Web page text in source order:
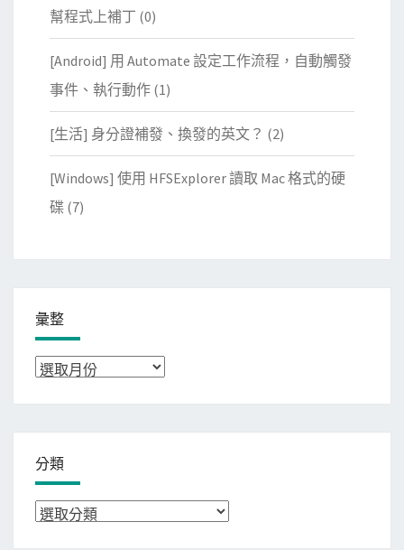
幫程式上補丁 (0)
[Android] 用 Automate 設定工作流程，自動觸發
事件、執行動作 (1)
[生活] 身分證補發、換發的英文？ (2)
[Windows] 使用 HFSExplorer 讀取 Mac 格式的硬
碟 (7)
彙整
彙
分類
分